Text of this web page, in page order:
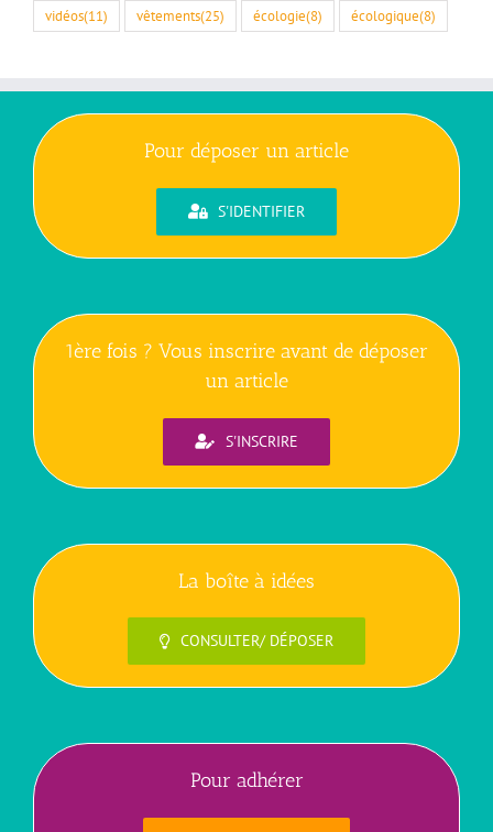
vidéos(11) vêtements(25) écologie(8) écologique(8)
Pour déposer un article
S'IDENTIFIER
1ère fois ? Vous inscrire avant de déposer
un article
S'INSCRIRE
La boîte à idées
CONSULTER/ DÉPOSER
Pour adhérer